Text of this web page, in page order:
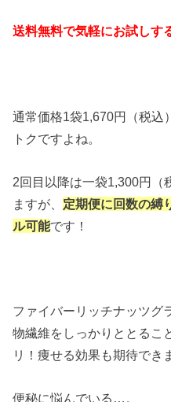
送料無料で気軽にお試しす
通常価格1袋1,670円（税込
トクですよね。
2回目以降は一袋1,300円（
ますが、 定期便に回数の縛
ル可能です！
ファイバーリッチナッツグ
物繊維をしっかりととるこ
リ！痩せる効果も期待でき
便秘に悩んでいる…。